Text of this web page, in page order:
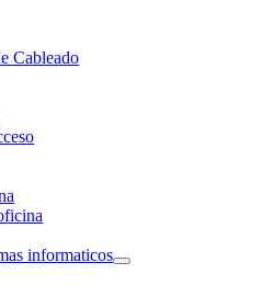
Cableado
informaticos